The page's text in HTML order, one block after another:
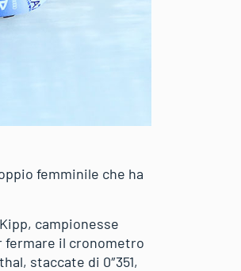
femminile che ha
campionesse
fermare il cronometro
staccate di 0″351,